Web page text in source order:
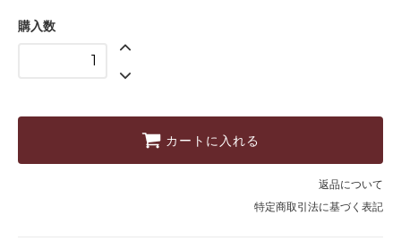
購入数
カートに入れる
返品について
特定商取引法に基づく表記